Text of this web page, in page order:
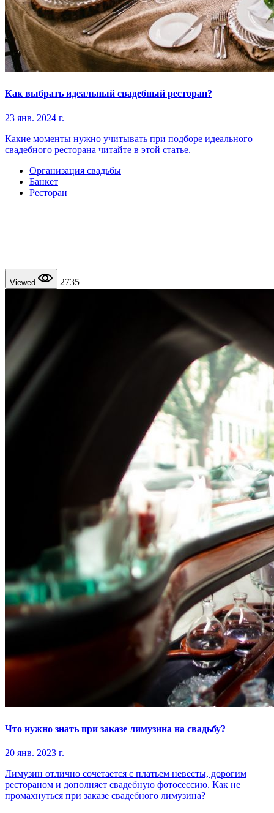
Как выбрать идеальный свадебный ресторан?
23 янв. 2024 г.
Какие моменты нужно учитывать при подборе идеального
свадебного ресторана читайте в этой статье.
Организация свадьбы
Банкет
Ресторан
Viewed 2735
Что нужно знать при заказе лимузина на свадьбу?
20 янв. 2023 г.
Лимузин отлично сочетается с платьем невесты, дорогим
рестораном и дополняет свадебную фотосессию. Как не
промахнуться при заказе свадебного лимузина?